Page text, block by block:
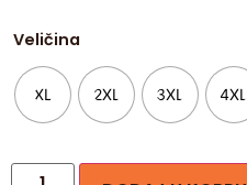
Veličina
XL 2XL 3XL 4XL